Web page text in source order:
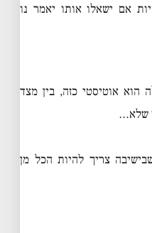
אם ישאלו אותו יאמר נו
אוטיסטי כזה, בין מצד
שלא…
צריך להיות הכל מן